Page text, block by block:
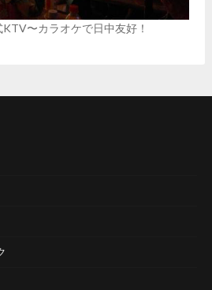
〜カラオケで日中友好！